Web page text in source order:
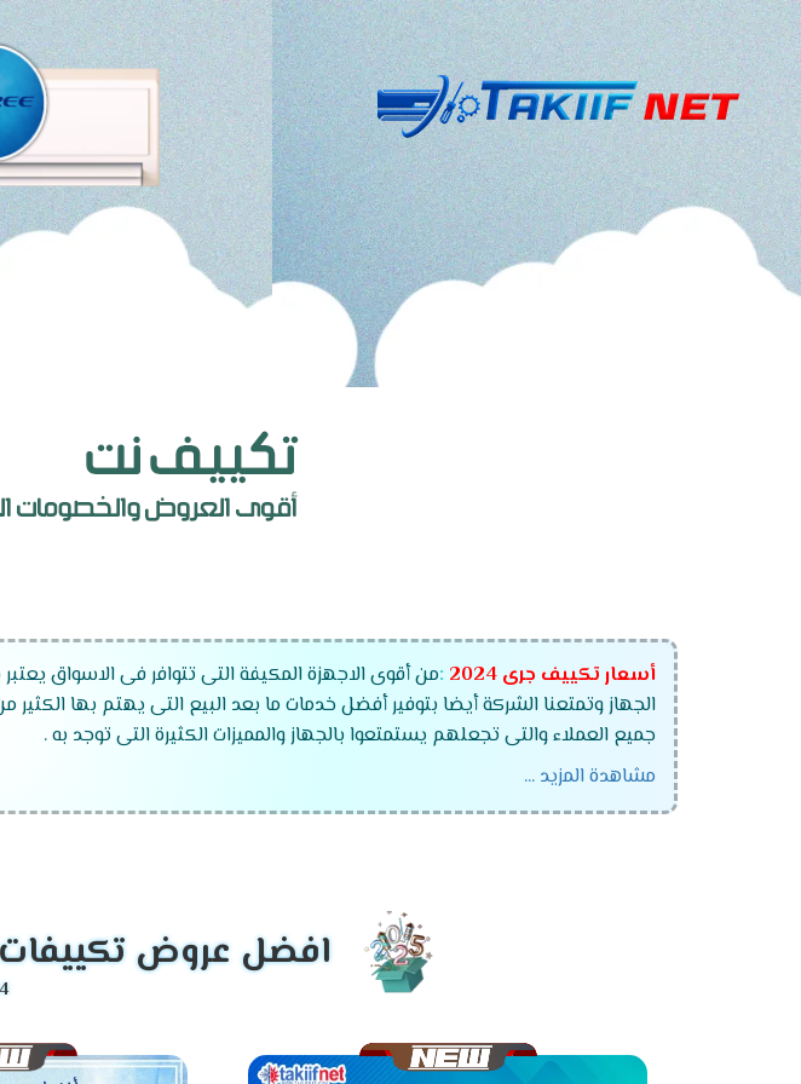
أسعار تكييف جرى 2024
:من أقوى الاجهزة المكيفة التى تتوافر فى الاسواق
الجهاز وتمتعنا الشركة أيضا بتوفير أفضل خدمات ما بعد البيع التى يهتم بها
جميع العملاء والتى تجعلهم يستمتعوا بالجهاز والمميزات الكثيرة التى توجد به .
قدرات
موديلات
مشاهدة المزيد ...
افضل عروض تكييفات